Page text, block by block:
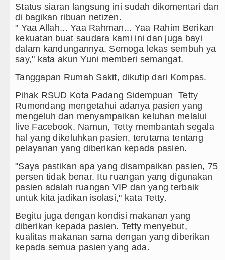
Dugaan Penyimpangan Dana
Risiko Tertular HIV/AIDS
Status siaran langsung ini sudah dikomentari dan
di bagikan ribuan netizen.
" Yaa Allah... Yaa Rahman... Yaa Rahim Berikan
kekuatan buat saudara kami ini dan juga bayi
dalam kandungannya, Semoga lekas sembuh ya
say," kata akun Yuni memberi semangat.
Tanggapan Rumah Sakit, dikutip dari Kompas.
Pihak RSUD Kota Padang Sidempuan Tetty
Rumondang mengetahui adanya pasien yang
mengeluh dan menyampaikan keluhan melalui
live Facebook. Namun, Tetty membantah segala
hal yang dikeluhkan pasien, terutama tentang
pelayanan yang diberikan kepada pasien.
"Saya pastikan apa yang disampaikan pasien, 75
persen tidak benar. Itu ruangan yang digunakan
pasien adalah ruangan VIP dan yang terbaik
untuk kita jadikan isolasi," kata Tetty.
Begitu juga dengan kondisi makanan yang
diberikan kepada pasien. Tetty menyebut,
kualitas makanan sama dengan yang diberikan
kepada semua pasien yang ada.